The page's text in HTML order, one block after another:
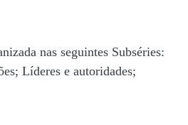
nas seguintes Subséries:
Líderes e autoridades;